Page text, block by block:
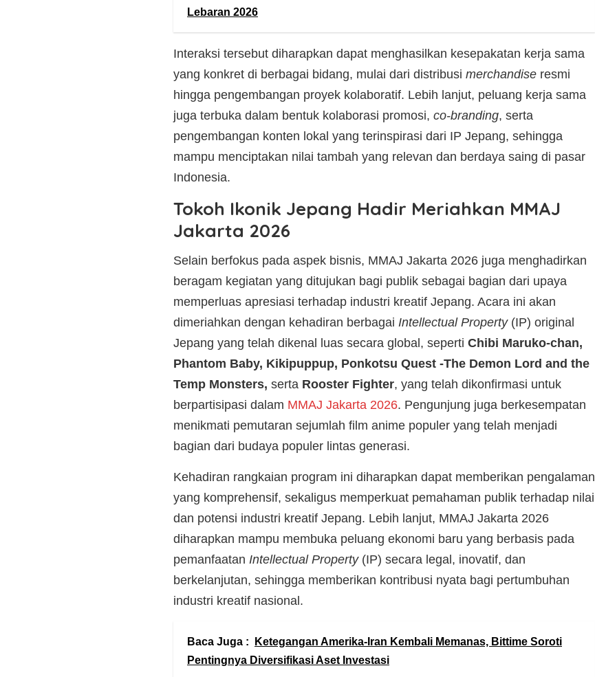
Lebaran 2026
Interaksi tersebut diharapkan dapat menghasilkan kesepakatan kerja sama
yang konkret di berbagai bidang, mulai dari distribusi merchandise resmi
hingga pengembangan proyek kolaboratif. Lebih lanjut, peluang kerja sama
juga terbuka dalam bentuk kolaborasi promosi, co-branding, serta
pengembangan konten lokal yang terinspirasi dari IP Jepang, sehingga
mampu menciptakan nilai tambah yang relevan dan berdaya saing di pasar
Indonesia.
Tokoh Ikonik Jepang Hadir Meriahkan MMAJ
Jakarta 2026
Selain berfokus pada aspek bisnis, MMAJ Jakarta 2026 juga menghadirkan
beragam kegiatan yang ditujukan bagi publik sebagai bagian dari upaya
memperluas apresiasi terhadap industri kreatif Jepang. Acara ini akan
dimeriahkan dengan kehadiran berbagai Intellectual Property(IP) original
Jepang yang telah dikenal luas secara global, seperti Chibi Maruko-chan,
Phantom Baby, Kikipuppup, Ponkotsu Quest -The Demon Lord and the
Temp Monsters, serta Rooster Fighter, yang telah dikonfirmasi untuk
berpartisipasi dalam MMAJ Jakarta 2026. Pengunjung juga berkesempatan
menikmati pemutaran sejumlah film anime populer yang telah menjadi
bagian dari budaya populer lintas generasi.
Kehadiran rangkaian program ini diharapkan dapat memberikan pengalaman
yang komprehensif, sekaligus memperkuat pemahaman publik terhadap nilai
dan potensi industri kreatif Jepang. Lebih lanjut, MMAJ Jakarta 2026
diharapkan mampu membuka peluang ekonomi baru yang berbasis pada
pemanfaatan Intellectual Property(IP) secara legal, inovatif, dan
berkelanjutan, sehingga memberikan kontribusi nyata bagi pertumbuhan
industri kreatif nasional.
Baca Juga :
Ketegangan Amerika-Iran Kembali Memanas, Bittime Soroti
Pentingnya Diversifikasi Aset Investasi